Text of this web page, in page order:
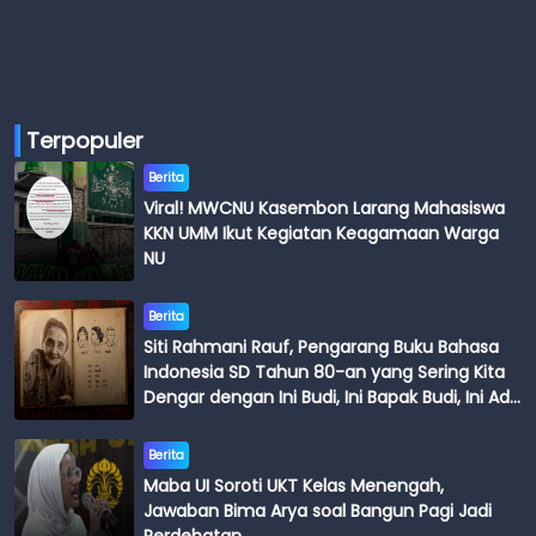
Terpopuler
Berita
Viral! MWCNU Kasembon Larang Mahasiswa
KKN UMM Ikut Kegiatan Keagamaan Warga
NU
Berita
Siti Rahmani Rauf, Pengarang Buku Bahasa
Indonesia SD Tahun 80-an yang Sering Kita
Dengar dengan Ini Budi, Ini Bapak Budi, Ini Adik
Berita
Maba UI Soroti UKT Kelas Menengah,
Jawaban Bima Arya soal Bangun Pagi Jadi